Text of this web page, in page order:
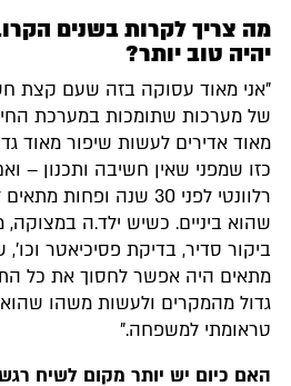
מה צריך לקרות בשנים
יהיה טוב יותר?
"אני מאוד עסוקה בזה שעם קצת
של מערכות שתומכות במערכת
מאוד אדירים לעשות שיפור מאוד
כזו שמפני שאין חשיבה ותכנון –
רלוונטי לפני 30 שנה
שהוא ביניים. כשיש ילד.ה במצוקה,
ביקור סדיר, בדיקת פסיכיאטר
מתאים היה אפשר לחסוך את כל
גדול מהמקרים ולעשות משהו שהוא
טראומתי למשפחה."
האם כיום יש יותר מקום לשיח